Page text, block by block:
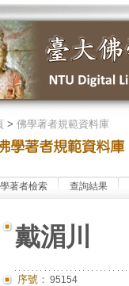
> 佛學著者規範資料庫
著者檢索 查詢結果
戴湄川
序號： 95154